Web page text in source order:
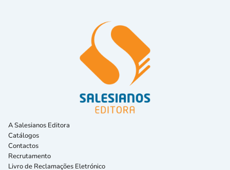
A Salesianos Editora
Catálogos
Contactos
Recrutamento
Livro de Reclamações Eletrónico